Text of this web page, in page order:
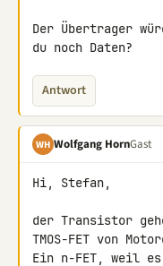
Der Übertrager
du noch Daten?
Antwort
WH Wolfgang HornGast
Hi, Stefan,
der Transistor
TMOS-FET von
Ein n-FET, weil